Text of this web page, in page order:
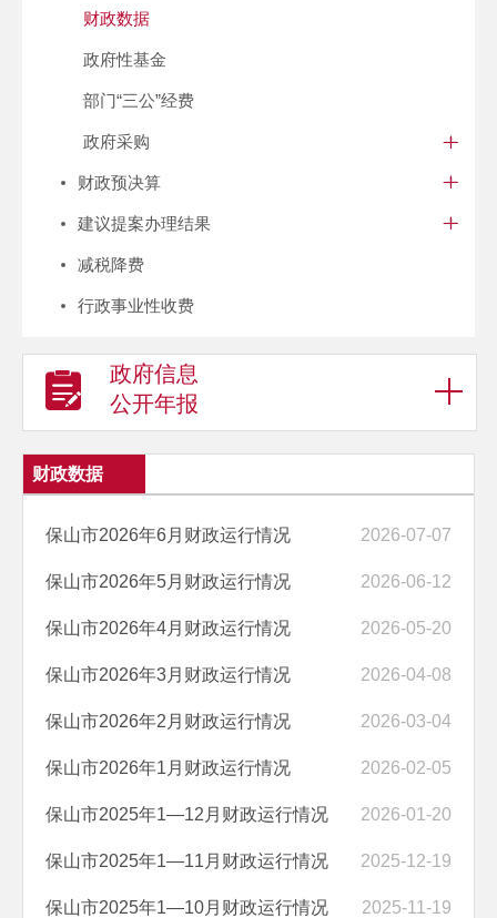
财政数据
政府性基金
部门“三公”经费
政府采购
财政预决算
建议提案办理结果
减税降费
行政事业性收费
政府信息
公开年报
财政数据
保山市2026年6月财政运行情况 2026-07-07
保山市2026年5月财政运行情况 2026-06-12
保山市2026年4月财政运行情况 2026-05-20
保山市2026年3月财政运行情况 2026-04-08
保山市2026年2月财政运行情况 2026-03-04
保山市2026年1月财政运行情况 2026-02-05
保山市2025年1—12月财政运行情况 2026-01-20
保山市2025年1—11月财政运行情况 2025-12-19
保山市2025年1—10月财政运行情况 2025-11-19